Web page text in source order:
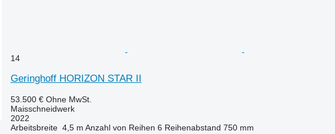
14
Geringhoff HORIZON STAR II
53.500 € Ohne MwSt.
Maisschneidwerk
2022
Arbeitsbreite 4,5 m Anzahl von Reihen 6 Reihenabstand 750 mm